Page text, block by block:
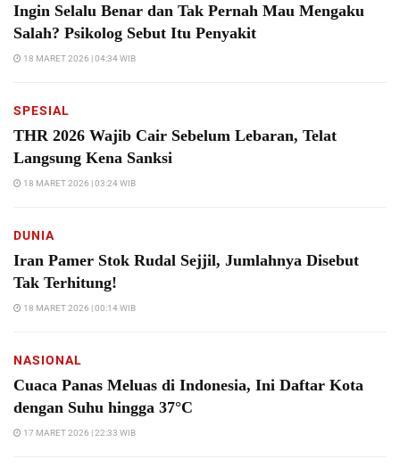
Ingin Selalu Benar dan Tak Pernah Mau Mengaku
Salah? Psikolog Sebut Itu Penyakit
18 MARET 2026 | 04:34 WIB
SPESIAL
THR 2026 Wajib Cair Sebelum Lebaran, Telat
Langsung Kena Sanksi
18 MARET 2026 | 03:24 WIB
DUNIA
Iran Pamer Stok Rudal Sejjil, Jumlahnya Disebut
Tak Terhitung!
18 MARET 2026 | 00:14 WIB
NASIONAL
Cuaca Panas Meluas di Indonesia, Ini Daftar Kota
dengan Suhu hingga 37°C
17 MARET 2026 | 22:33 WIB